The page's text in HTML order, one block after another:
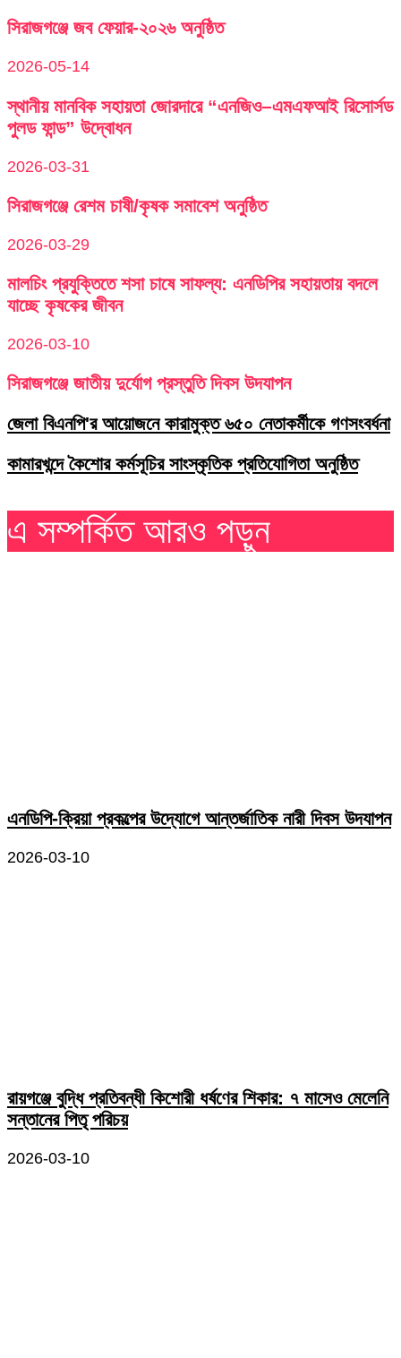
সিরাজগঞ্জে জব ফেয়ার-২০২৬ অনুষ্ঠিত
2026-05-14
স্থানীয় মানবিক সহায়তা জোরদারে “এনজিও–এমএফআই রিসোর্সড
পুলড ফান্ড” উদ্বোধন
2026-03-31
সিরাজগঞ্জে রেশম চাষী/কৃষক সমাবেশ অনুষ্ঠিত
2026-03-29
মালচিং প্রযুক্তিতে শসা চাষে সাফল্য: এনডিপির সহায়তায় বদলে
যাচ্ছে কৃষকের জীবন
2026-03-10
সিরাজগঞ্জে জাতীয় দুর্যোগ প্রস্তুতি দিবস উদযাপন
জেলা বিএনপি'র আয়োজনে কারামুক্ত ৬৫০ নেতাকর্মীকে গণসংবর্ধনা
কামারখন্দে কৈশোর কর্মসূচির সাংস্কৃতিক প্রতিযোগিতা অনুষ্ঠিত
এ সম্পর্কিত আরও পড়ুন
এনডিপি-ক্রিয়া প্রকল্পের উদ্যোগে আন্তর্জাতিক নারী দিবস উদযাপন
2026-03-10
রায়গঞ্জে বুদ্ধি প্রতিবন্ধী কিশোরী ধর্ষণের শিকার: ৭ মাসেও মেলেনি
সন্তানের পিতৃ পরিচয়
2026-03-10